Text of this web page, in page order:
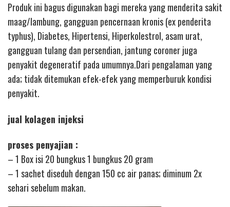
Produk ini bagus digunakan bagi mereka yang menderita sakit
maag/lambung, gangguan pencernaan kronis (ex penderita
typhus), Diabetes, Hipertensi, Hiperkolestrol, asam urat,
gangguan tulang dan persendian, jantung coroner juga
penyakit degeneratif pada umumnya.Dari pengalaman yang
ada; tidak ditemukan efek-efek yang memperburuk kondisi
penyakit.
jual kolagen injeksi
proses penyajian :
– 1 Box isi 20 bungkus 1 bungkus 20 gram
– 1 sachet diseduh dengan 150 cc air panas; diminum 2x
sehari sebelum makan.